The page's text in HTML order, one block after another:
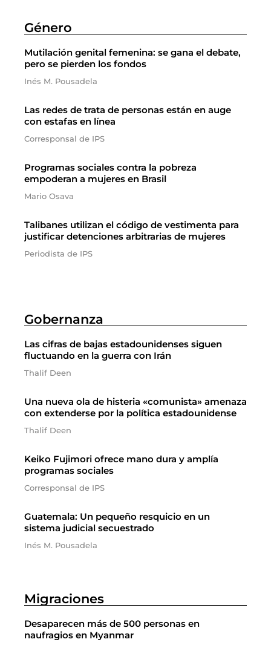
Género
Mutilación genital femenina: se gana el debate,
pero se pierden los fondos
Inés M. Pousadela
Las redes de trata de personas están en auge
con estafas en línea
Corresponsal de IPS
Programas sociales contra la pobreza
empoderan a mujeres en Brasil
Mario Osava
Talibanes utilizan el código de vestimenta para
justificar detenciones arbitrarias de mujeres
Periodista de IPS
Gobernanza
Las cifras de bajas estadounidenses siguen
fluctuando en la guerra con Irán
Thalif Deen
Una nueva ola de histeria «comunista» amenaza
con extenderse por la política estadounidense
Thalif Deen
Keiko Fujimori ofrece mano dura y amplía
programas sociales
Corresponsal de IPS
Guatemala: Un pequeño resquicio en un
sistema judicial secuestrado
Inés M. Pousadela
Migraciones
Desaparecen más de 500 personas en
naufragios en Myanmar